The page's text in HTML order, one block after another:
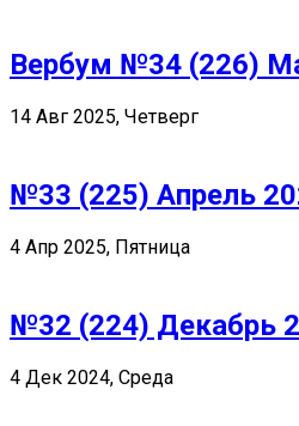
Вербум №34 (226)
14 Авг 2025, Четверг
№33 (225) Апрель
4 Апр 2025, Пятница
№32 (224) Декабрь
4 Дек 2024, Среда